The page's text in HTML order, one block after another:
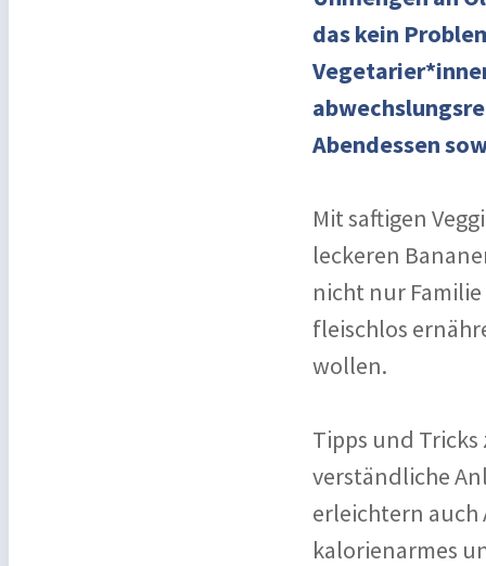
das kein
Abendessen
Mit saftigen
leckeren
nicht nur
fleischlos
wollen.
Tipps und
verständliche
erleichtern
kalorienarmes